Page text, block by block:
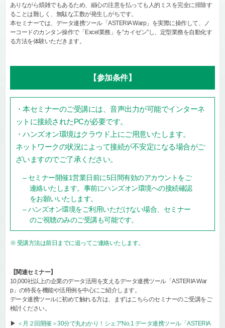
ありながら煩雑でもあるため、細心の注意を払っても人的ミスを完全に排除す
ることは難しく、無駄な工数が発生しがちです。
本セミナーでは、データ連携ツール「ASTERIA Warp」を実際に操作して、ノ
ーコードのカンタン操作で「Excel業務」を“カイゼン”し、定型業務を自動化す
る方法を体験いただきます。
【参加条件】
・本セミナーのご受講には、音声出力が可能でインターネ
ットに接続されたPCが必要です。
・ハンズオン環境はクラウド上にご用意いたします。
ネットワークの状況によって接続が不安定になる場合がご
ざいますのでご了承ください。
– セミナー開催1営業日前に5日間有効のアカウントをご
連絡いたします。事前にハンズオン環境への接続確認
をお願いいたします。
– ハンズオン環境をご利用いただけない場合、セミナー
のご視聴のみのご受講も可能です。
※ 受講方法は前日までに追ってご連絡いたします。
【関連セミナー】
10,000社以上の企業のデータ活用を支えるデータ連携ツール「ASTERIA War
p」の特長を機能や活用例を中心にご紹介します。
データ連携ツールに初めて触れる方は、まずはこちらのセミナーのご受講をご
検討ください。
▶ ＜月２回開催＞30分で丸わかり！シェアNo.1 データ連携ツール「ASTERIA